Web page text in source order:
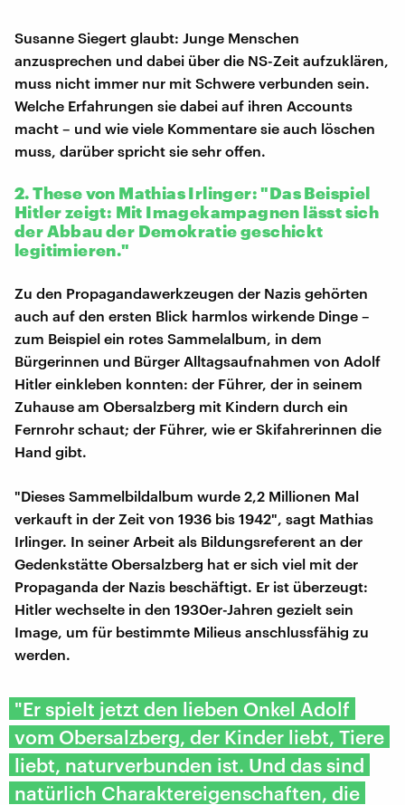
Susanne Siegert glaubt: Junge Menschen
anzusprechen und dabei über die NS-Zeit aufzuklären,
muss nicht immer nur mit Schwere verbunden sein.
Welche Erfahrungen sie dabei auf ihren Accounts
macht – und wie viele Kommentare sie auch löschen
muss, darüber spricht sie sehr offen.
2. These von Mathias Irlinger: "Das Beispiel
Hitler zeigt: Mit Imagekampagnen lässt sich
der Abbau der Demokratie geschickt
legitimieren."
Zu den Propagandawerkzeugen der Nazis gehörten
auch auf den ersten Blick harmlos wirkende Dinge –
zum Beispiel ein rotes Sammelalbum, in dem
Bürgerinnen und Bürger Alltagsaufnahmen von Adolf
Hitler einkleben konnten: der Führer, der in seinem
Zuhause am Obersalzberg mit Kindern durch ein
Fernrohr schaut; der Führer, wie er Skifahrerinnen die
Hand gibt.
"Dieses Sammelbildalbum wurde 2,2 Millionen Mal
verkauft in der Zeit von 1936 bis 1942", sagt Mathias
Irlinger. In seiner Arbeit als Bildungsreferent an der
Gedenkstätte Obersalzberg hat er sich viel mit der
Propaganda der Nazis beschäftigt. Er ist überzeugt:
Hitler wechselte in den 1930er-Jahren gezielt sein
Image, um für bestimmte Milieus anschlussfähig zu
werden.
"Er spielt jetzt den lieben Onkel Adolf
vom Obersalzberg, der Kinder liebt, Tiere
liebt, naturverbunden ist. Und das sind
natürlich Charaktereigenschaften, die